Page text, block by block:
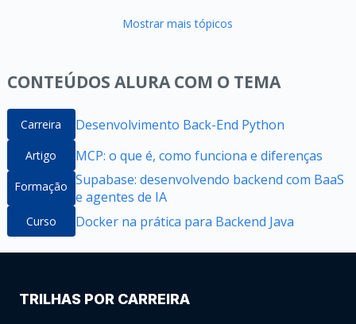
Mostrar mais tópicos
CONTEÚDOS ALURA COM O TEMA
Carreira Desenvolvimento Back-End Python
Artigo MCP: o que é, como funciona e diferenças
Formação Supabase: desenvolvendo backend com BaaS
e agentes de IA
Curso Docker na prática para Backend Java
TRILHAS POR CARREIRA